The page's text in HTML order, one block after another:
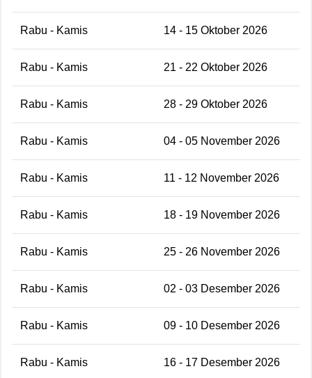
Rabu - Kamis 14 - 15 Oktober 2026
Rabu - Kamis 21 - 22 Oktober 2026
Rabu - Kamis 28 - 29 Oktober 2026
Rabu - Kamis 04 - 05 November 2026
Rabu - Kamis 11 - 12 November 2026
Rabu - Kamis 18 - 19 November 2026
Rabu - Kamis 25 - 26 November 2026
Rabu - Kamis 02 - 03 Desember 2026
Rabu - Kamis 09 - 10 Desember 2026
Rabu - Kamis 16 - 17 Desember 2026